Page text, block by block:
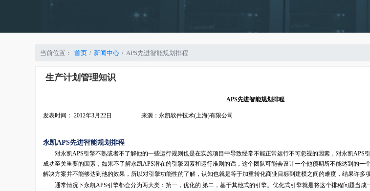
当前位置： 首页 新闻中心 APS先进智能规划排程
生产计划管理知识
APS先进智能规划排程
发表时间： 2012年3月22日 来源：永凯软件技术(上海)有限公司
永凯APS先进智能规划排程
对永凯APS引擎不熟或者不了解他的一些运行规则也是在实施项目中导致经常不能正常运行不可忽视的因素，对永凯APS
成功至关重要的因素，如果不了解永凯APS潜在的引擎因素和运行准则的话，这个团队可能会设计一个他预期所不能达到的一
解决方案并不能够达到他的效果，所以对引擎功能性的了解，认知也就是等于加重转化商业目标到建模之间的难度，结果许多
通常情况下永凯APS引擎都会分为两大类：第一，优化的 第二，基于其他式的引擎。优化式引擎就是将这个排程问题当成